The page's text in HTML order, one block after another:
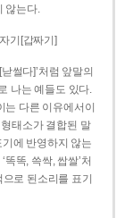
않는다.
기[갑짜기]
썰다]’처럼 앞말의
나는 예들도 있다.
다른 이유에서이
형태소가 결합된 말
기에 반영하지 않는
똑, 쓱싹, 쌉쌀’처
로 된소리를 표기